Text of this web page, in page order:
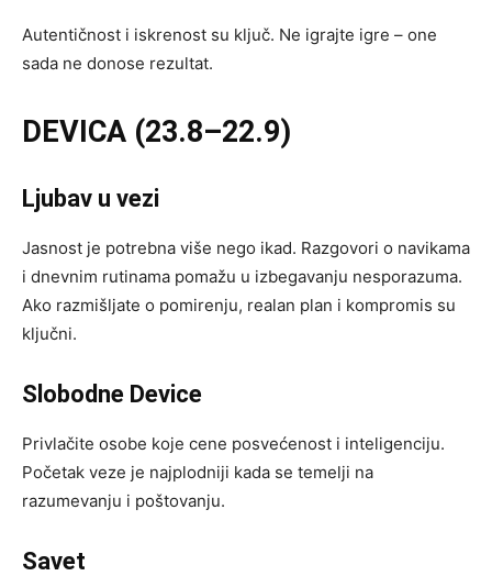
Autentičnost i iskrenost su ključ. Ne igrajte igre – one
sada ne donose rezultat.
DEVICA (23.8–22.9)
Ljubav u vezi
Jasnost je potrebna više nego ikad. Razgovori o navikama
i dnevnim rutinama pomažu u izbegavanju nesporazuma.
Ako razmišljate o pomirenju, realan plan i kompromis su
ključni.
Slobodne Device
Privlačite osobe koje cene posvećenost i inteligenciju.
Početak veze je najplodniji kada se temelji na
razumevanju i poštovanju.
Savet